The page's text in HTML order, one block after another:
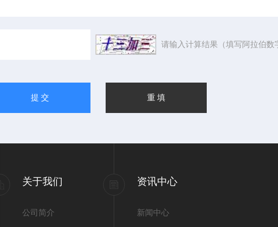
请输入计算结果（填写阿拉伯数
关于我们
公司简介
资讯中心
新闻中心